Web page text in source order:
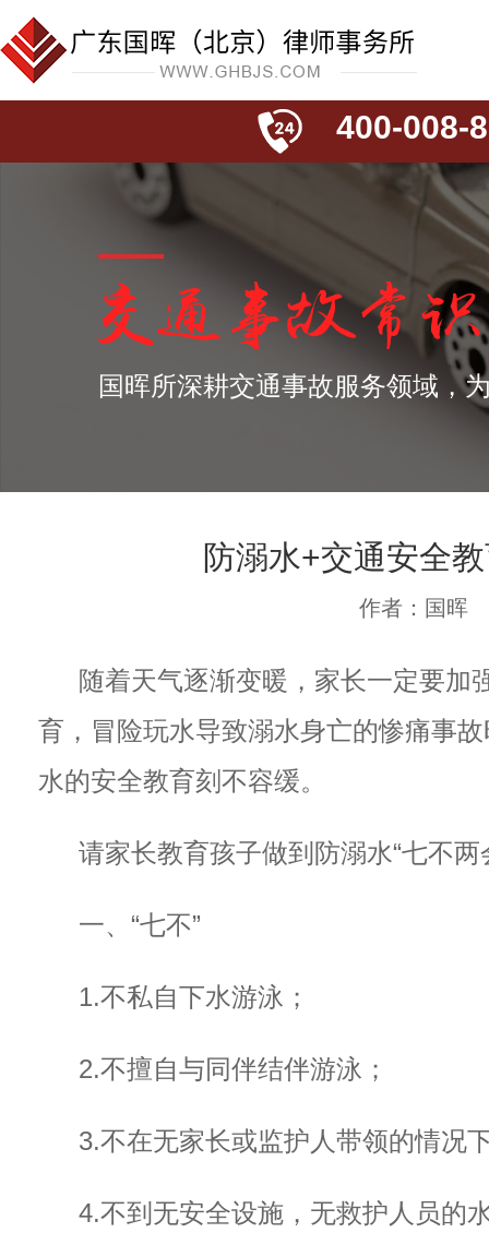
400-008-
国晖所深耕交通事故服务领域，
防溺水+交通安全
作者：国晖
随着天气逐渐变暖，家长一定要加
育，冒险玩水导致溺水身亡的惨痛事
水的安全教育刻不容缓。
请家长教育孩子做到防溺水“七不
一、“七不”
1.不私自下水游泳；
2.不擅自与同伴结伴游泳；
3.不在无家长或监护人带领的情况
4.不到无安全设施，无救护人员的